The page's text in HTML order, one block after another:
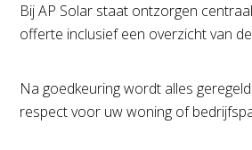
Bij AP Solar staat ontzorgen
offerte inclusief een overzicht van
Na goedkeuring wordt alles
respect voor uw woning of